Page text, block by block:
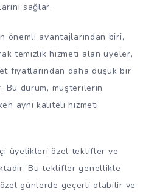
sağlar.
önemli avantajlarından biri,
temizlik hizmeti alan üyeler,
fiyatlarından daha düşük bir
durum, müşterilerin
aynı kaliteli hizmeti
üyelikleri özel teklifler ve
Bu teklifler genellikle
günlerde geçerli olabilir ve